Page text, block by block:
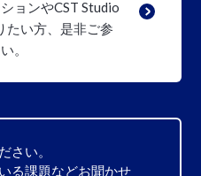
ョンやCST Studio
たい方、是非ご参
。
さい。
る課題などお聞かせ